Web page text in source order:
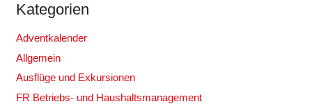
Kategorien
Adventkalender
Allgemein
Ausflüge und Exkursionen
FR Betriebs- und Haushaltsmanagement